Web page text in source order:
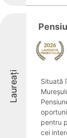
Laureați
Situată
pentru
cei